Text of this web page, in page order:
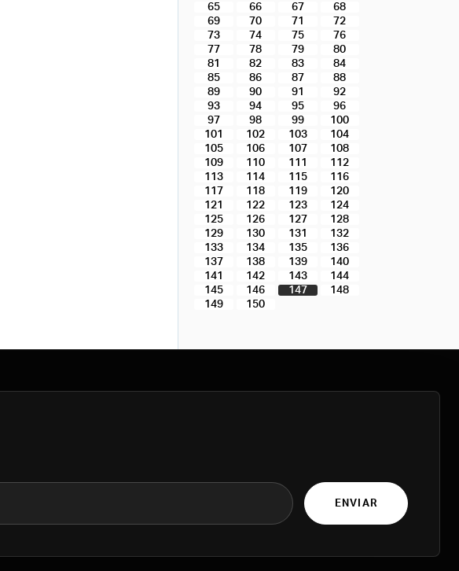
65
66 67
68
69
70 71
72
73
74 75
76
77
78 79
80
81
82 83
84
85
86 87
88
89
90 91
92
93
94 95
96
97
98 99
100
101
102 103
104
105
106 107
108
109
110 111
112
113
114 115
116
117
118 119
120
121
122 123
124
125
126 127
128
129
130 131
132
133
134 135
136
137
138 139
140
141
142 143
144
145
146 147
148
149
150
ENVIAR